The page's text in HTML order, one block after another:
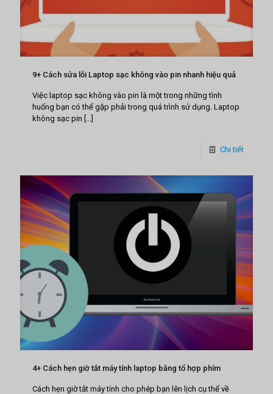
9+ Cách sửa lỗi Laptop sạc không vào pin nhanh hiệu quả
Việc laptop sạc không vào pin là một trong những tình
huống bạn có thể gặp phải trong quá trình sử dụng. Laptop
không sạc pin […]
Chi tiết
4+ Cách hẹn giờ tắt máy tính laptop bằng tổ hợp phím
Cách hẹn giờ tắt máy tính cho phép bạn lên lịch cụ thể về